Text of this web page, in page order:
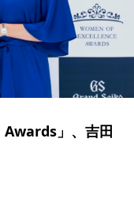
」、吉田